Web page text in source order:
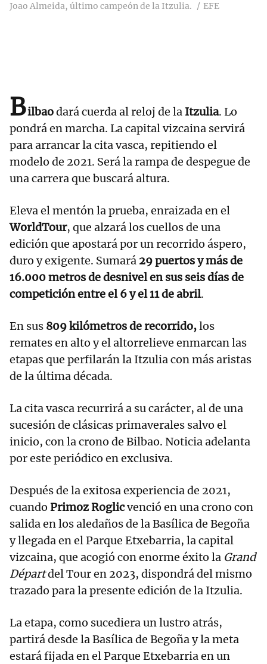
Joao Almeida, último campeón de la Itzulia. EFE
Bilbaodará cuerda al reloj de la Itzulia. Lo
pondrá en marcha. La capital vizcaina servirá
para arrancar la cita vasca, repitiendo el
modelo de 2021. Será la rampa de despegue de
una carrera que buscará altura.
Eleva el mentón la prueba, enraizada en el
WorldTour, que alzará los cuellos de una
edición que apostará por un recorrido áspero,
duro y exigente. Sumará 29 puertos y más de
16.000 metros de desnivel en sus seis días de
competición entre el 6 y el 11 de abril.
En sus 809 kilómetros de recorrido,los
remates en alto y el altorrelieve enmarcan las
etapas que perfilarán la Itzulia con más aristas
de la última década.
La cita vasca recurrirá a su carácter, al de una
sucesión de clásicas primaverales salvo el
inicio, con la crono de Bilbao. Noticia adelanta
por este periódico en exclusiva.
Después de la exitosa experiencia de 2021,
cuando Primoz Roglicvenció en una crono con
salida en los aledaños de la Basílica de Begoña
y llegada en el Parque Etxebarria, la capital
vizcaina, que acogió con enorme éxito la Grand
Départdel Tour en 2023, dispondrá del mismo
trazado para la presente edición de la Itzulia.
La etapa, como sucediera un lustro atrás,
partirá desde la Basílica de Begoña y la meta
estará fijada en el Parque Etxebarria en un